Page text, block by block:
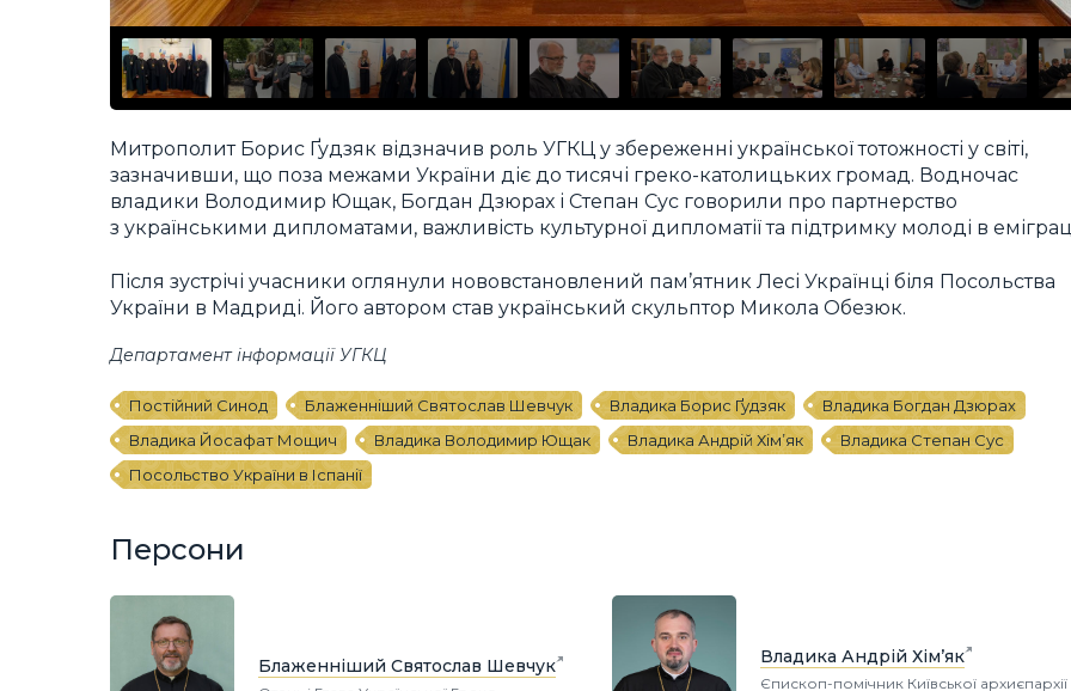
Митрополит Борис Ґудзяк відзначив роль УГКЦ у збереженні української тотожності у світі,
зазначивши, що поза межами України діє до тисячі греко-католицьких громад. Водночас
владики Володимир Ющак, Богдан Дзюрах і Степан Сус говорили про партнерство
з українськими дипломатами, важливість культурної дипломатії та підтримку молоді в
Після зустрічі учасники оглянули нововстановлений пам’ятник Лесі Українці біля Посольства
України в Мадриді. Його автором став український скульптор Микола Обезюк.
Департамент інформації УГКЦ
Постійний Синод Блаженніший Святослав Шевчук Владика Борис Ґудзяк
Владика Богдан Дзюрах
Владика Йосафат Мощич
Владика Володимир Ющак Владика Андрій Хім’як
Владика Степан Сус
Посольство України в Іспанії
Персони
Блаженніший Святослав Шевчук Владика Андрій Хім’як
Єпископ-помічник Київської архиєпархії